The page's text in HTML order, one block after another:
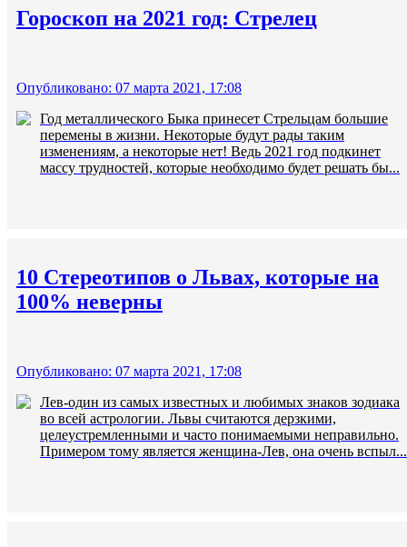
Гороскоп на 2021 год: Стрелец
Опубликовано: 07 марта 2021, 17:08
Год металлического Быка принесет Стрельцам большие
перемены в жизни. Некоторые будут рады таким
изменениям, а некоторые нет! Ведь 2021 год подкинет
массу трудностей, которые необходимо будет решать бы...
10 Стереотипов о Львах, которые на
100% неверны
Опубликовано: 07 марта 2021, 17:08
Лев-один из самых известных и любимых знаков зодиака
во всей астрологии. Львы считаются дерзкими,
целеустремленными и часто понимаемыми неправильно.
Примером тому является женщина-Лев, она очень вспыл...